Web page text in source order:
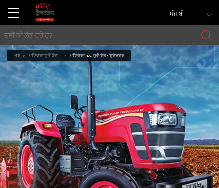
ਪੰਜਾਬੀ
ਘਰ ਮਹਿੰਦਰਾ ਯੂਵੋ ਟੈਕ + ਮਹਿੰਦਰਾ 475 ਯੂਵੋ ਟੈਕ+ ਟ੍ਰੈਕਟਰ